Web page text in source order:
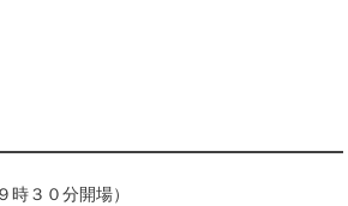
３０分開場）